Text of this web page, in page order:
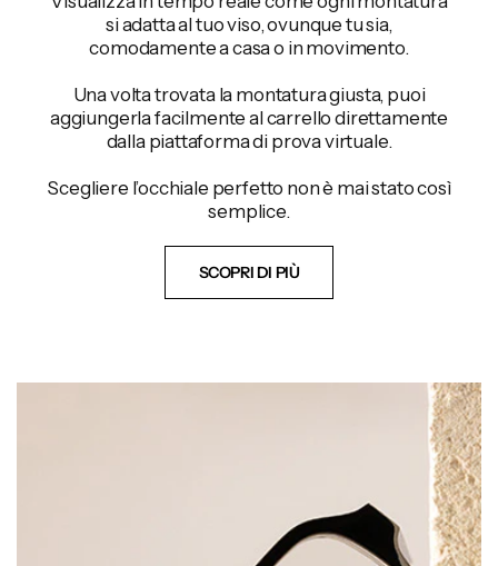
si adatta al tuo viso, ovunque tu sia,
comodamente a casa o in movimento.
Una volta trovata la montatura giusta, puoi
aggiungerla facilmente al carrello direttamente
dalla piattaforma di prova virtuale.
Scegliere l’occhiale perfetto non è mai stato così
semplice.
SCOPRI DI PIÙ